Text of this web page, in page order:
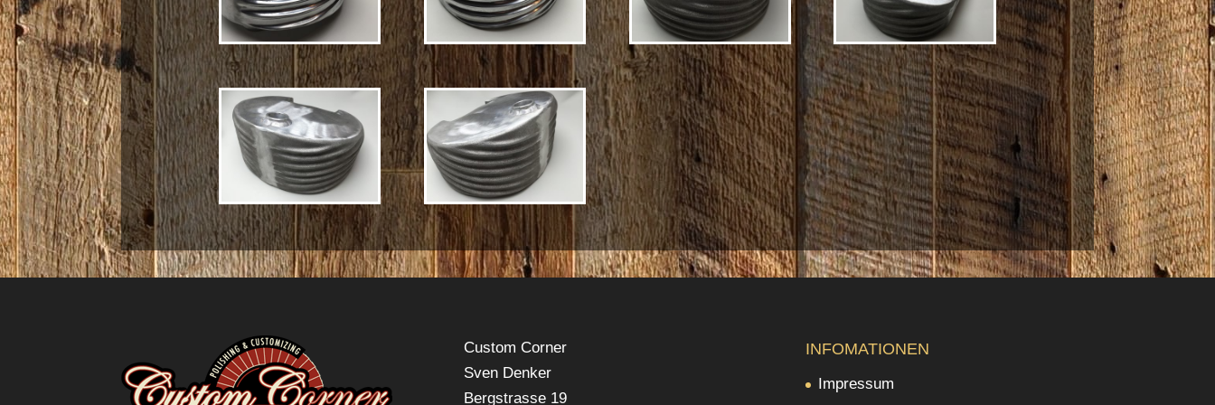
Custom Corner
Sven Denker
Bergstrasse 19
INFOMATIONEN
Impressum